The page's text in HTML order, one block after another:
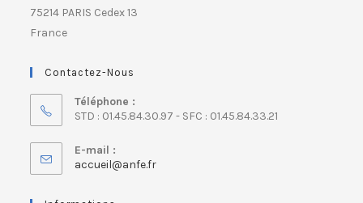
75214 PARIS Cedex 13
France
Contactez-Nous
Téléphone :
STD : 01.45.84.30.97 - SFC : 01.45.84.33.21
E-mail :
accueil@anfe.fr